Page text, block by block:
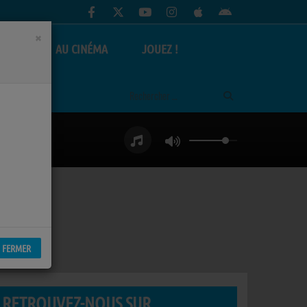
AU CINÉMA JOUEZ !
RETROUVEZ-NOUS SUR
×
FERMER